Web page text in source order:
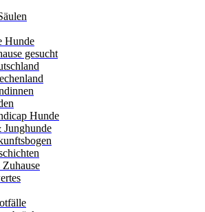
Hunde
gesucht
Hunde
Junghunde
Zuhause